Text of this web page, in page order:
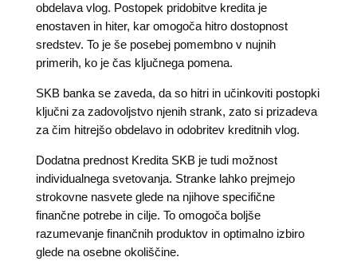
obdelava vlog. Postopek pridobitve kredita je
enostaven in hiter, kar omogoča hitro dostopnost
sredstev. To je še posebej pomembno v nujnih
primerih, ko je čas ključnega pomena.
SKB banka se zaveda, da so hitri in učinkoviti postopki
ključni za zadovoljstvo njenih strank, zato si prizadeva
za čim hitrejšo obdelavo in odobritev kreditnih vlog.
Dodatna prednost Kredita SKB je tudi možnost
individualnega svetovanja. Stranke lahko prejmejo
strokovne nasvete glede na njihove specifične
finančne potrebe in cilje. To omogoča boljše
razumevanje finančnih produktov in optimalno izbiro
glede na osebne okoliščine.